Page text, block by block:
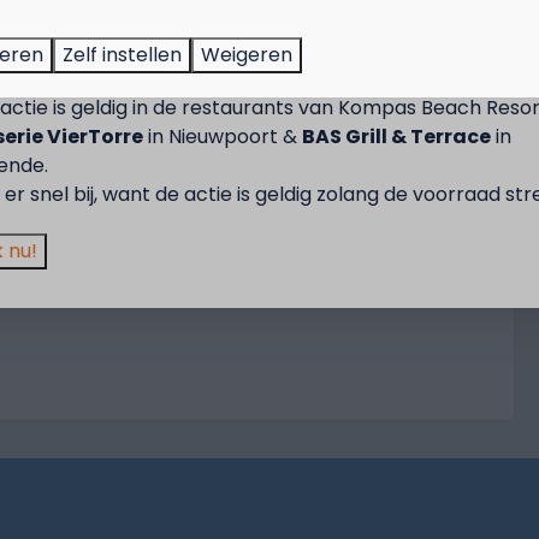
activiteiten
mei tot
ingang
en water inbegrepen
Bekijk de algemene voorwaarden
van 2 t.e.m. 28 september van 50% korting op de
personen wanneer je een verblijf boekt!
is geldig in de restaurants van Kompas Beach
VierTorrein Nieuwpoort & BAS Grill & Terracein
er snel bij, want de actie is geldig zolang de voorraad
nu!
Zelf instellen Weigeren